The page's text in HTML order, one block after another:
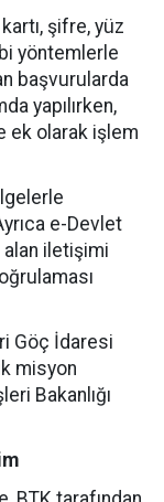
şifre, yüz
yöntemlerle
başvurularda
yapılırken,
ek olarak işlem
e-Devlet
alan iletişimi
Göç İdaresi
misyon
Bakanlığı